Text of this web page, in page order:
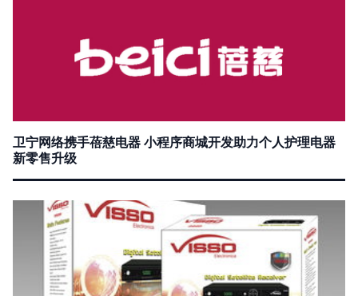
卫宁网络携手蓓慈电器 小程序商城开发助力个人护理电器
新零售升级